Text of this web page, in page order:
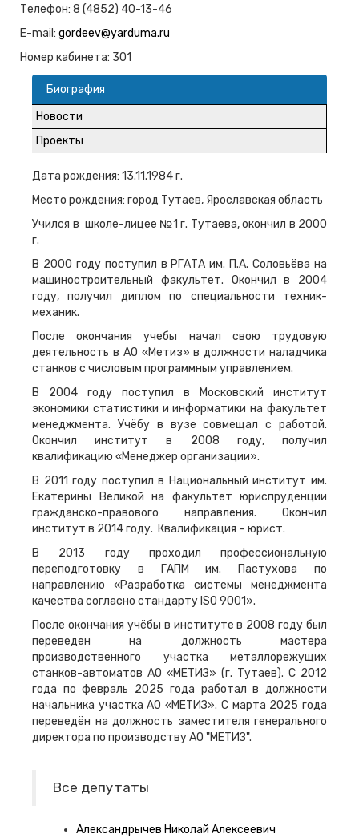
Телефон: 8 (4852) 40-13-46
E-mail: gordeev@yarduma.ru
Номер кабинета: 301
Биография
Новости
Проекты
Дата рождения: 13.11.1984 г.
Место рождения: город Тутаев, Ярославская область
Учился в школе-лицее №1 г. Тутаева, окончил в 2000
г.
В 2000 году поступил в РГАТА им. П.А. Соловьёва на
машиностроительный факультет. Окончил в 2004
году, получил диплом по специальности техник-
механик.
После окончания учебы начал свою трудовую
деятельность в АО «Метиз» в должности наладчика
станков с числовым программным управлением.
В 2004 году поступил в Московский институт
экономики статистики и информатики на факультет
менеджмента. Учёбу в вузе совмещал с работой.
Окончил институт в 2008 году, получил
квалификацию «Менеджер организации».
В 2011 году поступил в Национальный институт им.
Екатерины Великой на факультет юриспруденции
гражданско-правового направления. Окончил
институт в 2014 году. Квалификация – юрист.
В 2013 году проходил профессиональную
переподготовку в ГАПМ им. Пастухова по
направлению «Разработка системы менеджмента
качества согласно стандарту ISO 9001».
После окончания учёбы в институте в 2008 году был
переведен на должность мастера
производственного участка металлорежущих
станков-автоматов АО «МЕТИЗ» (г. Тутаев). С 2012
года по февраль 2025 года работал в должности
начальника участка АО «МЕТИЗ». С марта 2025 года
переведён на должность заместителя генерального
директора по производству АО "МЕТИЗ".
Все депутаты
Александрычев Николай Алексеевич